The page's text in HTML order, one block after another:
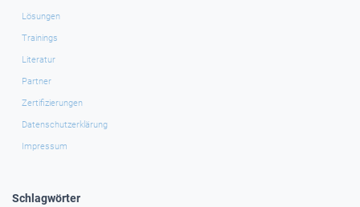
Lösungen
Trainings
Literatur
Partner
Zertifizierungen
Datenschutzerklärung
Impressum
Schlagwörter